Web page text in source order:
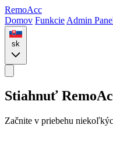
RemoAcc
Domov Funkcie Admin
sk
Stiahnuť
Začnite v priebehu